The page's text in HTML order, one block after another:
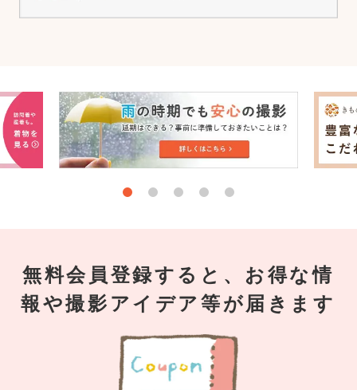
無料会員登録すると、お得な情
報や撮影アイデア等が届きます